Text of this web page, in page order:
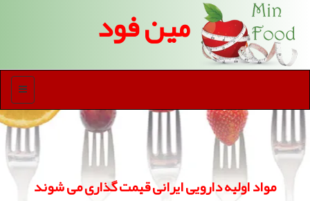
مین فود
منو
مواد اولیه دارویی ایرانی قیمت گذاری می شوند